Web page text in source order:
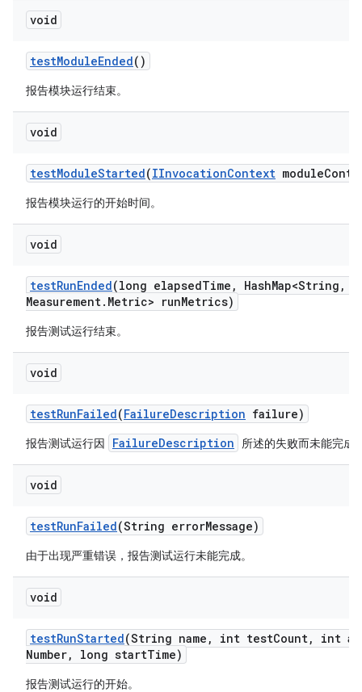
void
testModuleEnded()
报告模块运行结束。
void
testModuleStarted(IInvocationContext module
报告模块运行的开始时间。
void
testRunEnded(long elapsedTime , HashMap<String ,
Measurement. Metric> runMetrics)
报告测试运行结束。
void
testRunFailed(FailureDescription failure)
报告测试运行因 FailureDescription 所述的失败而未能完成
void
testRunFailed(String errorMessage)
由于出现严重错误，报告测试运行未能完成。
void
testRunStarted(String name , int testCount,
int
Number, long startTime)
报告测试运行的开始。